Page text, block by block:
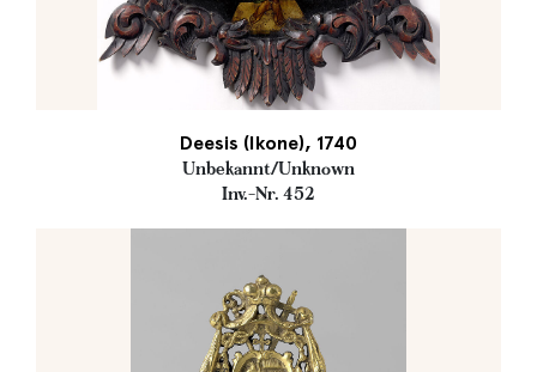
Deesis (Ikone), 1740
Unbekannt/Unknown
Inv.-Nr. 452